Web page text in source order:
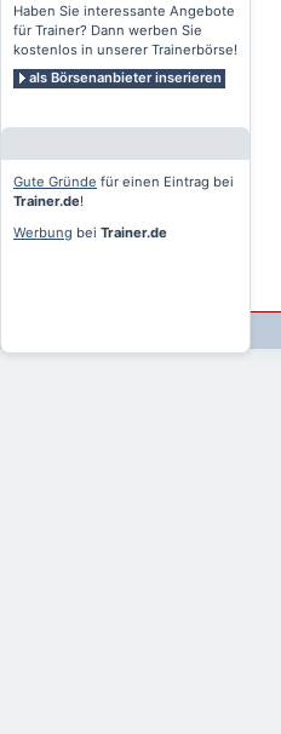
Haben Sie interessante Angebote
für Trainer? Dann werben Sie
kostenlos in unserer Trainerbörse!
als Börsenanbieter inserieren
Gute Gründe für einen Eintrag bei
Trainer.de!
Werbung bei Trainer.de